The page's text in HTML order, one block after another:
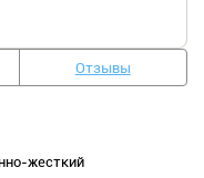
Отзывы
жесткий